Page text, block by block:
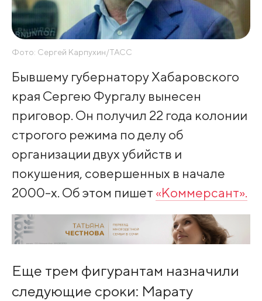
Фото: Сергей Карпухин/ТАСС
Бывшему губернатору Хабаровского
края Сергею Фургалу вынесен
приговор. Он получил 22 года колонии
строгого режима по делу об
организации двух убийств и
покушения, совершенных в начале
2000-х. Об этом пишет «Коммерсант».
Еще трем фигурантам назначили
следующие сроки: Марату